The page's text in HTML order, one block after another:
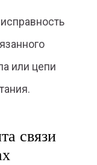
или цепи
связи